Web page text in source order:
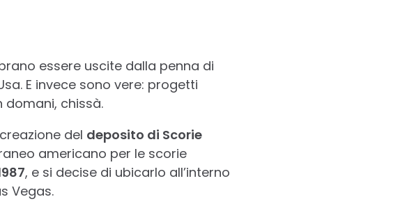
essere uscite dalla penna di
E invece sono vere: progetti
chissà.
del deposito di Scorie
americano per le scorie
, e si decise di ubicarlo all’interno
Vegas.